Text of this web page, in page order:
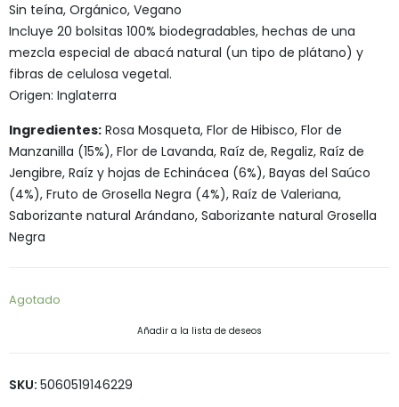
Sin teína, Orgánico, Vegano
Incluye 20 bolsitas 100% biodegradables, hechas de una
mezcla especial de abacá natural (un tipo de plátano) y
fibras de celulosa vegetal.
Origen: Inglaterra
Ingredientes: Rosa Mosqueta, Flor de Hibisco, Flor de
Manzanilla (15%), Flor de Lavanda, Raíz de, Regaliz, Raíz de
Jengibre, Raíz y hojas de Echinácea (6%), Bayas del Saúco
(4%), Fruto de Grosella Negra (4%), Raíz de Valeriana,
Saborizante natural Arándano, Saborizante natural Grosella
Negra
Agotado
Añadir a la lista de deseos
SKU: 5060519146229